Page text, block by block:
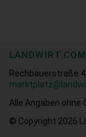
Rechbauerstraße
Alle Angaben ohne
© Copyright 2026